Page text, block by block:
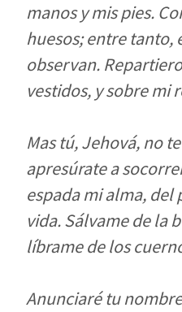
manos y mis pies.
huesos; entre tanto,
observan.
vestidos, y sobre mi
Mas tú, Jehová, no
apresúrate a
espada mi alma,
vida. Sálvame de la
líbrame de los
Anunciaré tu